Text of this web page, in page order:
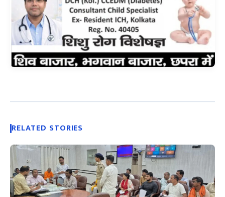
RELATED STORIES